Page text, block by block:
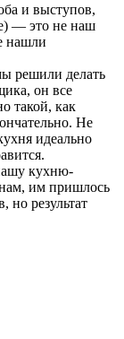
и выступов,
— это не наш
нашли
решили делать
он все
такой, как
Не
идеально
кухню-
им пришлось
но результат